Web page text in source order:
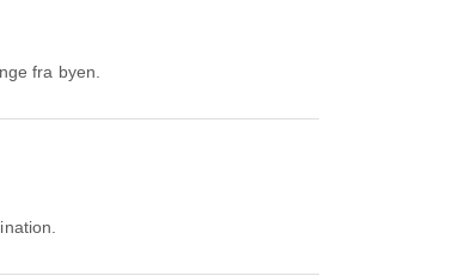
fra byen.